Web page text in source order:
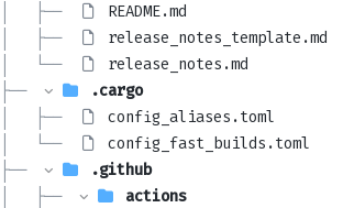
│   ├──
README.md
│   ├──
release_notes_template.md
│   └──
release_notes.md
├──
.cargo
│   ├──
config_aliases.toml
│   └──
config_fast_builds.toml
├──
.github
│   ├──
actions